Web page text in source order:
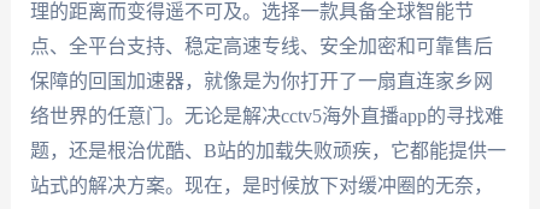
理的距离而变得遥不可及。选择一款具备全球智能节
点、全平台支持、稳定高速专线、安全加密和可靠售后
保障的回国加速器，就像是为你打开了一扇直连家乡网
络世界的任意门。无论是解决cctv5海外直播app的寻找难
题，还是根治优酷、B站的加载失败顽疾，它都能提供一
站式的解决方案。现在，是时候放下对缓冲圈的无奈，